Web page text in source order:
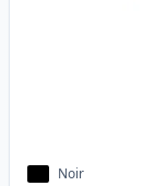
Noir